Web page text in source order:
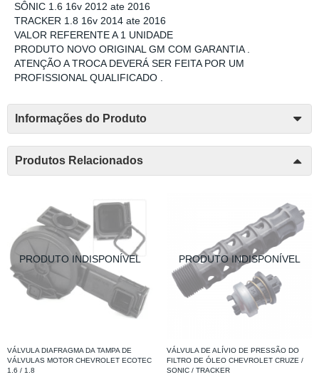
SÔNIC 1.6 16v 2012 ate 2016
TRACKER 1.8 16v 2014 ate 2016
VALOR REFERENTE A 1 UNIDADE
PRODUTO NOVO ORIGINAL GM COM GARANTIA .
ATENÇÃO A TROCA DEVERÁ SER FEITA POR UM
PROFISSIONAL QUALIFICADO .
Informações do Produto
Produtos Relacionados
VÁLVULA DIAFRAGMA DA TAMPA DE
VÁLVULAS MOTOR CHEVROLET ECOTEC
1.6 / 1.8
VÁLVULA DE ALÍVIO DE PRESSÃO DO
FILTRO DE ÓLEO CHEVROLET CRUZE /
SONIC / TRACKER